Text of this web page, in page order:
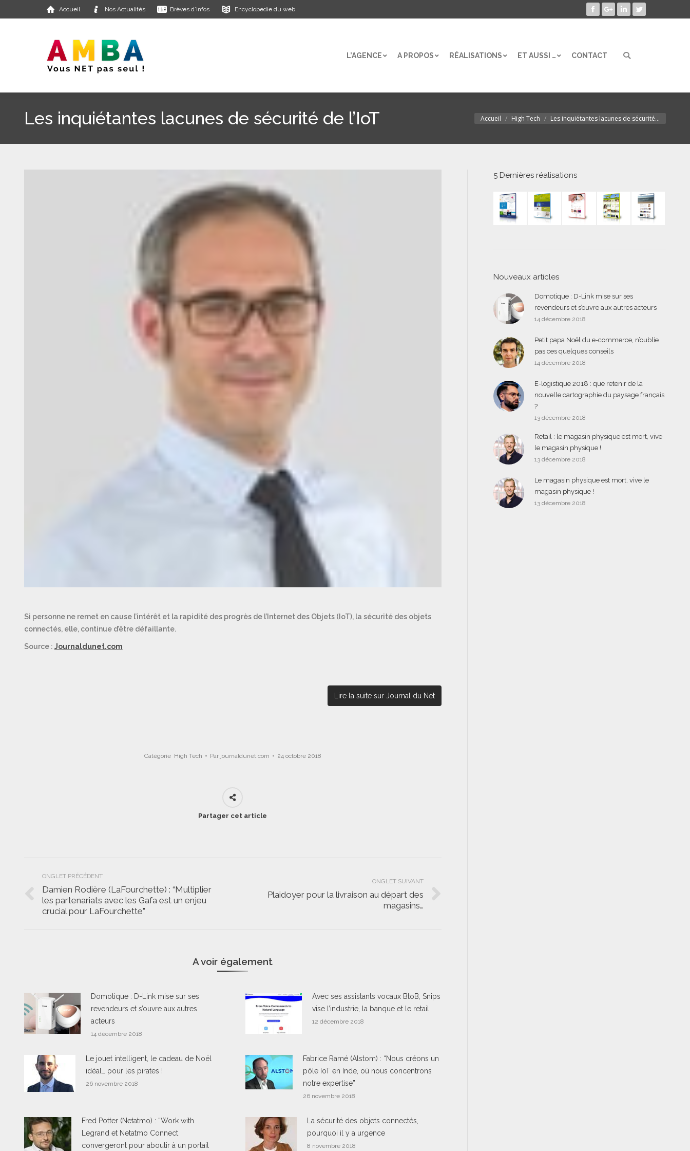
Accueil Nos Actualités Brèves d’infos Encyclopedie du web
Facebook
Google+LinkedInTwitter
L’AGENCE A PROPOS RÉALISATIONS ET AUSSI … CONTACT Search:
Les inquiétantes lacunes de sécurité de l’IoT Vous êtes ici :
Accueil High Tech Les inquiétantes lacunes de sécurité…
Si personne ne remet en cause l’intérêt et la rapidité des progrès de l’Internet des Objets (IoT), la sécurité des objets
connectés, elle, continue d’être défaillante.
Source : Journaldunet.com
Lire la suite sur Journal du Net
Catégorie High Tech Par journaldunet.com 24 octobre 2018
Partager cet article
Navigation
de
commentaire
ONGLET PRÉCÉDENT
Onglet
précédent
Damien Rodière (LaFourchette) : “Multiplier
les partenariats avec les Gafa est un enjeu
crucial pour LaFourchette”
ONGLET SUIVANT
OngletPlaidoyer pour la livraison au départ des
magasins…
A voir également
Domotique : D-Link mise sur ses
revendeurs et s’ouvre aux autres
acteurs
14 décembre 2018
Avec ses assistants vocaux BtoB, Snips
vise l’industrie, la banque et le retail
12 décembre 2018
Le jouet intelligent, le cadeau de Noël
idéal… pour les pirates !
26 novembre 2018
Fabrice Ramé (Alstom) : “Nous créons un
pôle IoT en Inde, où nous concentrons
notre expertise”
26 novembre 2018
Fred Potter (Netatmo) : “Work with
Legrand et Netatmo Connect
convergeront pour aboutir à un portail
La sécurité des objets connectés,
pourquoi il y a urgence
8 novembre 2018
5 Dernières réalisations
Nouveaux articles
Domotique : D-Link mise sur ses
revendeurs et s’ouvre aux autres acteurs
14 décembre 2018
Petit papa Noël du e-commerce, n’oublie
pas ces quelques conseils
14 décembre 2018
E-logistique 2018 : que retenir de la
nouvelle cartographie du paysage français
?
13 décembre 2018
Retail : le magasin physique est mort, vive
le magasin physique !
13 décembre 2018
Le magasin physique est mort, vive le
magasin physique !
13 décembre 2018